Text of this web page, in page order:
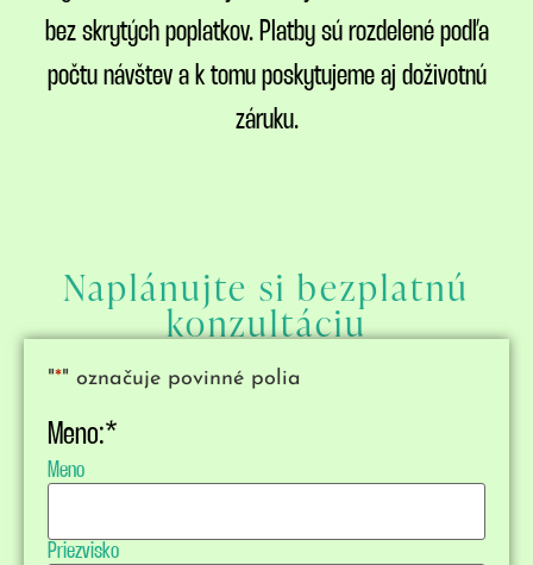
bez skrytých poplatkov. Platby sú rozdelené podľa
počtu návštev a k tomu poskytujeme aj doživotnú
záruku.
Naplánujte si bezplatnú
konzultáciu
"*" označuje povinné polia
Meno:*
Meno
Priezvisko